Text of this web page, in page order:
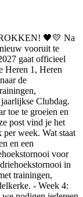
🖤💛 Na
vooruit te
gaat officieel
Heren 1, Heren
de
Clubdag.
toe te groeien en
post vind je het
week. Wat staat
en een
voor
in
trainingen,
- Week 4: